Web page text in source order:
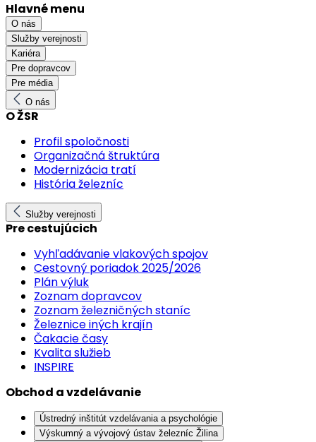
Hlavné menu
O nás
Služby verejnosti
Kariéra
Pre dopravcov
Pre média
O nás
O ŽSR
Profil spoločnosti
Organizačná štruktúra
Modernizácia tratí
História železníc
Služby verejnosti
Pre cestujúcich
Vyhľadávanie vlakových spojov
Cestovný poriadok 2025/2026
Plán výluk
Zoznam dopravcov
Zoznam železničných staníc
Železnice iných krajín
Čakacie časy
Kvalita služieb
INSPIRE
Obchod a vzdelávanie
Ústredný inštitút vzdelávania a psychológie
Výskumný a vývojový ústav železníc Žilina